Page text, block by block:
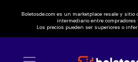
Boletosde.com es un marketplace resale y sitio
intermediario entre compradores
Los precios pueden ser superiores o